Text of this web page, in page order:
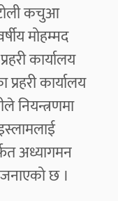
कचुआ
मोहम्मद
कार्यालय
कार्यालय
नियन्त्रणमा
अध्यागमन
छ ।